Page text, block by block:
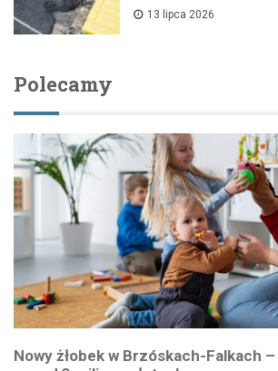
13 lipca 2026
Polecamy
Nowy żłobek w Brzóskach-Falkach